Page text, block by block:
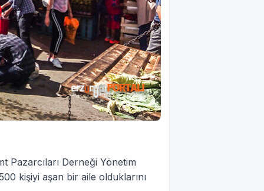
Pazarcıları Derneği Yönetim
kişiyi aşan bir aile olduklarını